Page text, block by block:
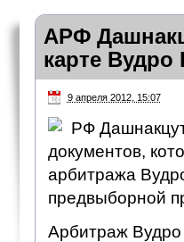
АРФ
карте Вудро
9 апреля 2012, 15:07
РФ
документов,
арбитража
предвыборной
Арбитраж Вудро